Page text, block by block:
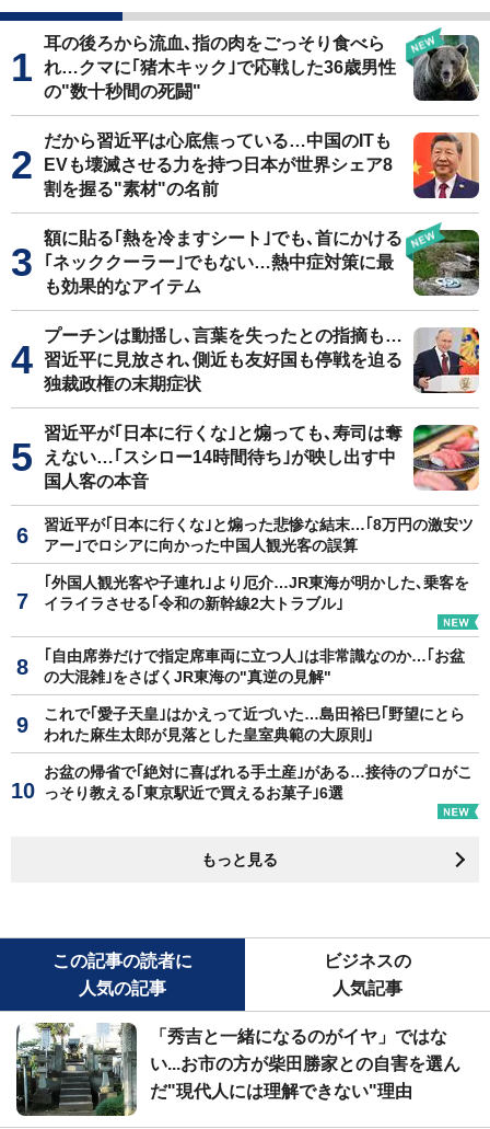
耳の後ろから流血､指の肉をごっそり食べら
れ…クマに｢猪木キック｣で応戦した36歳男性
の"数十秒間の死闘"
だから習近平は心底焦っている…中国のITも
EVも壊滅させる力を持つ日本が世界シェア8
割を握る"素材"の名前
額に貼る｢熱を冷ますシート｣でも､首にかける
｢ネッククーラー｣でもない…熱中症対策に最
も効果的なアイテム
プーチンは動揺し､言葉を失ったとの指摘も…
習近平に見放され､側近も友好国も停戦を迫る
独裁政権の末期症状
習近平が｢日本に行くな｣と煽っても､寿司は奪
えない…｢スシロー14時間待ち｣が映し出す中
国人客の本音
習近平が｢日本に行くな｣と煽った悲惨な結末…｢8万円の激安ツ
アー｣でロシアに向かった中国人観光客の誤算
｢外国人観光客や子連れ｣より厄介…JR東海が明かした､乗客を
イライラさせる｢令和の新幹線2大トラブル｣
｢自由席券だけで指定席車両に立つ人｣は非常識なのか…｢お盆
の大混雑｣をさばくJR東海の"真逆の見解"
これで｢愛子天皇｣はかえって近づいた…島田裕巳｢野望にとら
われた麻生太郎が見落とした皇室典範の大原則｣
お盆の帰省で｢絶対に喜ばれる手土産｣がある…接待のプロがこ
っそり教える｢東京駅近で買えるお菓子｣6選
もっと見る
この記事の読者に
人気の記事
ビジネスの
人気記事
「秀吉と一緒になるのがイヤ」ではな
い...お市の方が柴田勝家との自害を選ん
だ"現代人には理解できない"理由